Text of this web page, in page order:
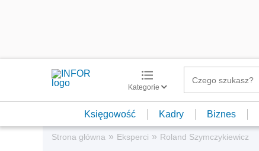
Kategorie
Księgowość Kadry Biznes
Strona główna » Eksperci » Roland Szymczykiewicz